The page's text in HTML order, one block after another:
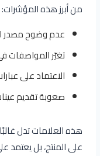
من أبرز هذه المؤشرات:
عدم وضوح مصدر
تغيّر
الاعتماد على
صعوبة تقديم
هذه العلامات تدل
على المنتج، بل يعتمد